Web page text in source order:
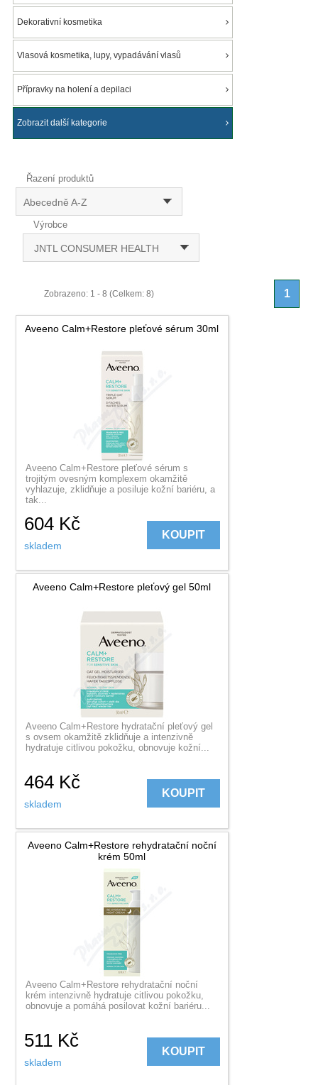
Dekorativní kosmetika
Vlasová kosmetika, lupy, vypadávání vlasů
Přípravky na holení a depilaci
Zobrazit další kategorie
Řazení produktů
Abecedně A-Z
Výrobce
JNTL CONSUMER HEALTH
Zobrazeno: 1 - 8 (Celkem: 8) 1
Aveeno Calm+Restore pleťové sérum 30ml
Aveeno Calm+Restore pleťové sérum s
trojitým ovesným komplexem okamžitě
vyhlazuje, zklidňuje a posiluje kožní bariéru, a
tak...
604 Kč
skladem
KOUPIT
Aveeno Calm+Restore pleťový gel 50ml
Aveeno Calm+Restore hydratační pleťový gel
s ovsem okamžitě zklidňuje a intenzivně
hydratuje citlivou pokožku, obnovuje kožní...
464 Kč
skladem
KOUPIT
Aveeno Calm+Restore rehydratační noční
krém 50ml
Aveeno Calm+Restore rehydratační noční
krém intenzivně hydratuje citlivou pokožku,
obnovuje a pomáhá posilovat kožní bariéru...
511 Kč
skladem
KOUPIT